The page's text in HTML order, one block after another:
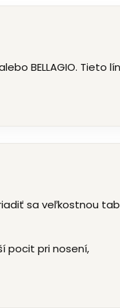
BELLAGIO. Tieto
sa veľkostnou
pocit pri nosení,